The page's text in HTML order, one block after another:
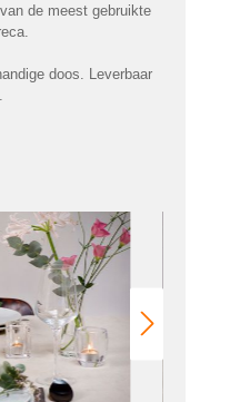
de meest gebruikte
doos. Leverbaar